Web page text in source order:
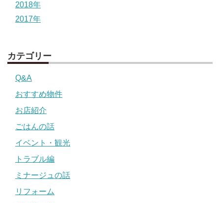
2018年
2017年
カテゴリー
Q&A
おすすめ物件
お店紹介
ごはんの話
イベント・観光
トラブル編
ミナージュの話
リフォーム